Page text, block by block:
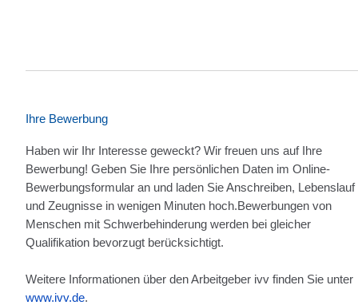
Ihre Bewerbung
Haben wir Ihr Interesse geweckt? Wir freuen uns auf Ihre
Bewerbung! Geben Sie Ihre persönlichen Daten im Online-
Bewerbungsformular an und laden Sie Anschreiben, Lebenslauf
und Zeugnisse in wenigen Minuten hoch.Bewerbungen von
Menschen mit Schwerbehinderung werden bei gleicher
Qualifikation bevorzugt berücksichtigt.
Weitere Informationen über den Arbeitgeber ivv finden Sie unter
www.ivv.de.